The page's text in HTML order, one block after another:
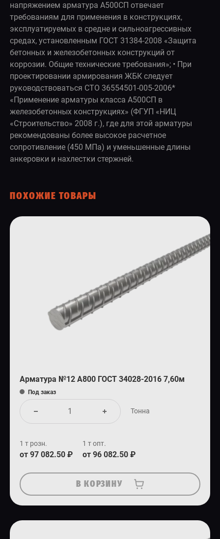
напряжением арматура А500СП отвечает
требованиям для применения в конструкциях,
эксплуатируемых в средне и сильноагрессивных
средах, установленным ГОСТ 31384-2008 «Защита
бетонных и железобетонных конструкций от
коррозии. Общие технические требования»; • При
проектировании армирования ЖБК следует
руководствоваться СТО 36554501-005-2006*
«Применение арматуры класса А500СП в
железобетонных конструкциях» (ФГУП «НИЦ
«Строительство» 2008 г.), где для этой арматуры
рекомендованы более высокое расчетное
сопротивление (450 МПа) и уменьшенные длины
анкеровки и нахлестки стержней.
ПОХОЖИЕ ТОВАРЫ
Арматура №12 А800 ГОСТ 34028-2016 7,60м
Под заказ
Тонна
1 т розн.
от 97 082.50 ₽
1 т опт.
от 96 082.50 ₽
В КОРЗИНУ